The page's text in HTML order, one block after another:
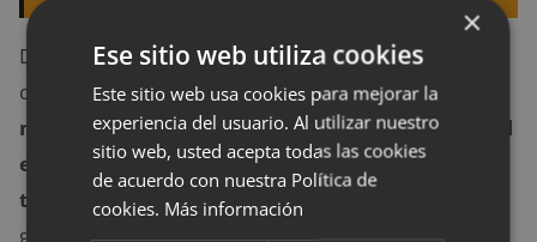
De todo lo anterior podemos deducir que cualquiera
que sea el deporte que elijas practicar,puedes
mantenerte activa durante tu periodo menstrual
e incluso podrá ayudarte a mejorar algunas de
tus capacidades. Lo único que necesitarás para
garantizar que todo vaya bien es llevar la protección
×
Ese sitio web utiliza cookies
Este sitio web usa cookies para mejorar la
experiencia del usuario. Al utilizar nuestro
sitio web, usted acepta todas las cookies
de acuerdo con nuestra Política de
cookies. Más información